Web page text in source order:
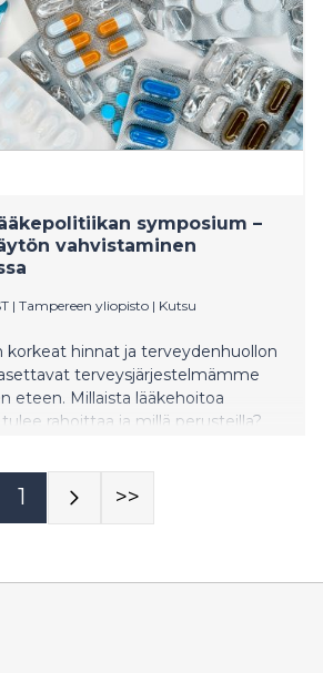
supply security. Resilience
of the energy transition Power
and Switzerland are
limits. Increasingly volatile
solar, slow grid expansion, and
are straining system
grid planning alone is no longer
conditions. We need intelligent,
said Tjark
symposium –
vahvistaminen
| Tampereen yliopisto | Kutsu
korkeat hinnat ja terveydenhuollon
terveysjärjestelmämme
eteen. Millaista lääkehoitoa
rahoittaa ja millä perusteilla?
1 >>